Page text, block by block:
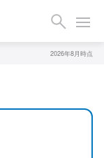
2026年8月時点